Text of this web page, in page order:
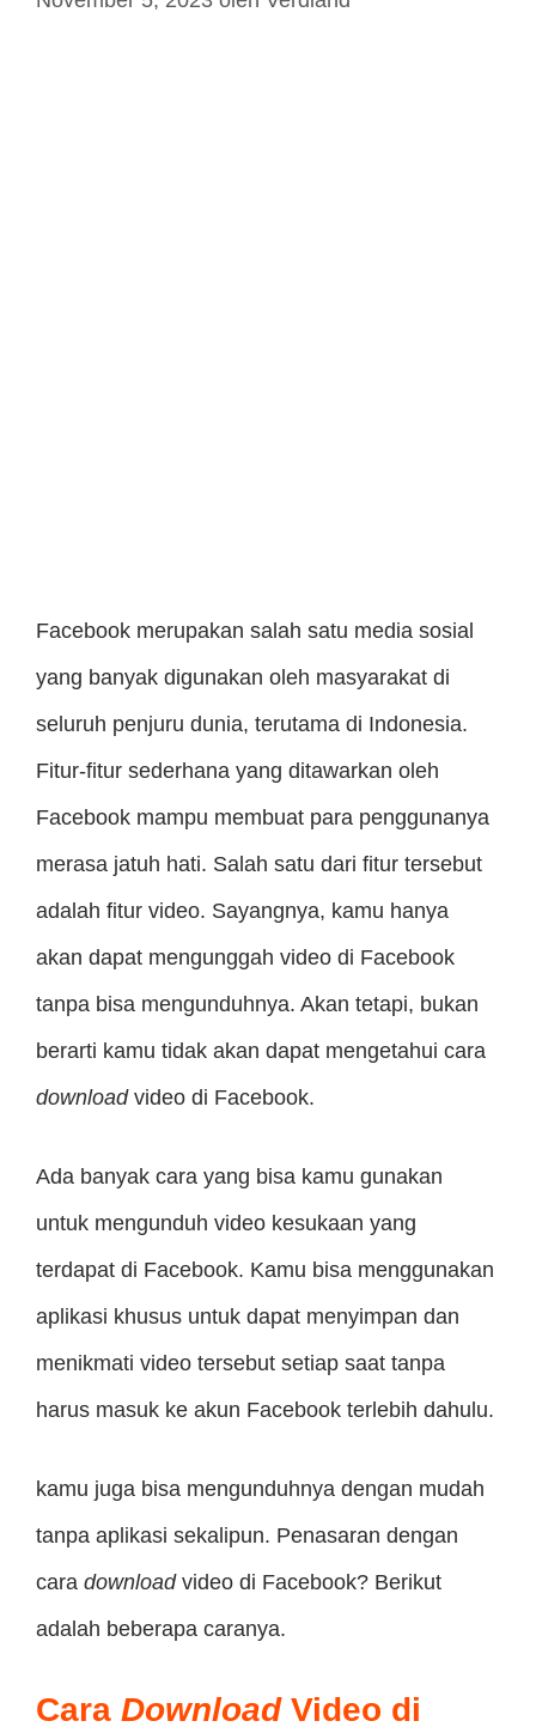
Facebook merupakan salah satu media sosial
yang banyak digunakan oleh masyarakat di
seluruh penjuru dunia, terutama di Indonesia.
Fitur-fitur sederhana yang ditawarkan oleh
Facebook mampu membuat para penggunanya
merasa jatuh hati. Salah satu dari fitur tersebut
adalah fitur video. Sayangnya, kamu hanya
akan dapat mengunggah video di Facebook
tanpa bisa mengunduhnya. Akan tetapi, bukan
berarti kamu tidak akan dapat mengetahui cara
downloadvideo di Facebook.
Ada banyak cara yang bisa kamu gunakan
untuk mengunduh video kesukaan yang
terdapat di Facebook. Kamu bisa menggunakan
aplikasi khusus untuk dapat menyimpan dan
menikmati video tersebut setiap saat tanpa
harus masuk ke akun Facebook terlebih dahulu.
kamu juga bisa mengunduhnya dengan mudah
tanpa aplikasi sekalipun. Penasaran dengan
cara downloadvideo di Facebook? Berikut
adalah beberapa caranya.
Cara DownloadVideo di